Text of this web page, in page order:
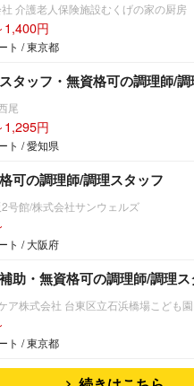
介護老人保険施設むくげの家の厨房
1,400円
ト / 東京都
タッフ・無資格可の調理師/
尾
1,295円
ト / 愛知県
可の調理師/調理スタッフ
号館/株式会社サンウェルズ
ト / 大阪府
助・無資格可の調理師/調理ス
ア株式会社 台東区立石浜橋場こども
ト / 東京都